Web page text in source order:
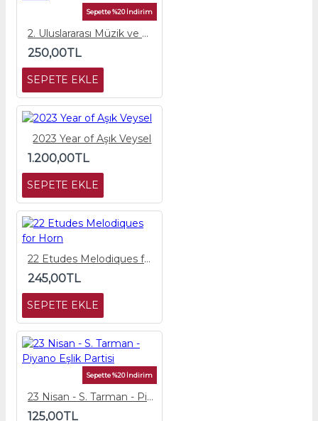
Sepette %20 İndirim
2. Uluslararası Müzik ve Dans Kongresi Bildiriler Kitabı
250,00TL
SEPETE EKLE
2023 Year of Aşık Veysel
1.200,00TL
SEPETE EKLE
22 Etudes Melodiques for Horn
245,00TL
SEPETE EKLE
Sepette %20 İndirim
23 Nisan - S. Tarman - Piyano Eşlik Partisi
125,00TL